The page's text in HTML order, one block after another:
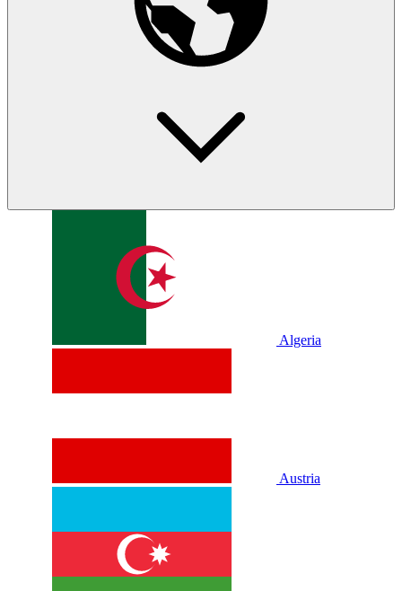
Algeria
Austria